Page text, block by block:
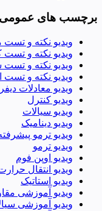
برچسب های عمومی
ویدیو نکته و
ویدیو نکته و تست
ویدیو نکته و تست
ویدیو نکته و تست
ویدیو معادلات
ویدیو کنترل
ویدیو سیالات
ویدیو دینامیک
ویدیو ترمو
ویدیو ترمو
ویدیو اوپن فوم
ویدیو انتقال
ویدیو استاتیک
ویدیو آموزشی
ویدیو آموزشی